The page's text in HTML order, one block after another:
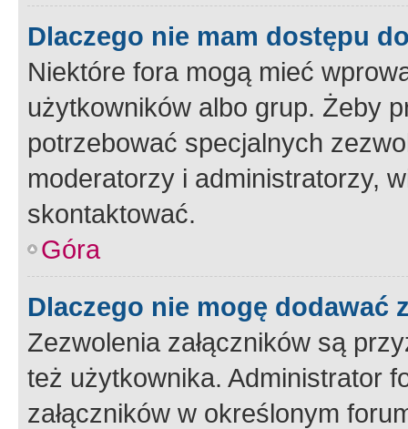
Dlaczego nie mam dostępu
Niektóre fora mogą mieć
użytkowników albo grup. Żeby
potrzebować specjalnych
moderatorzy i administratorzy,
skontaktować.
Góra
Dlaczego nie mogę dodawać
Zezwolenia załączników są
też użytkownika. Administrator
załączników w określonym